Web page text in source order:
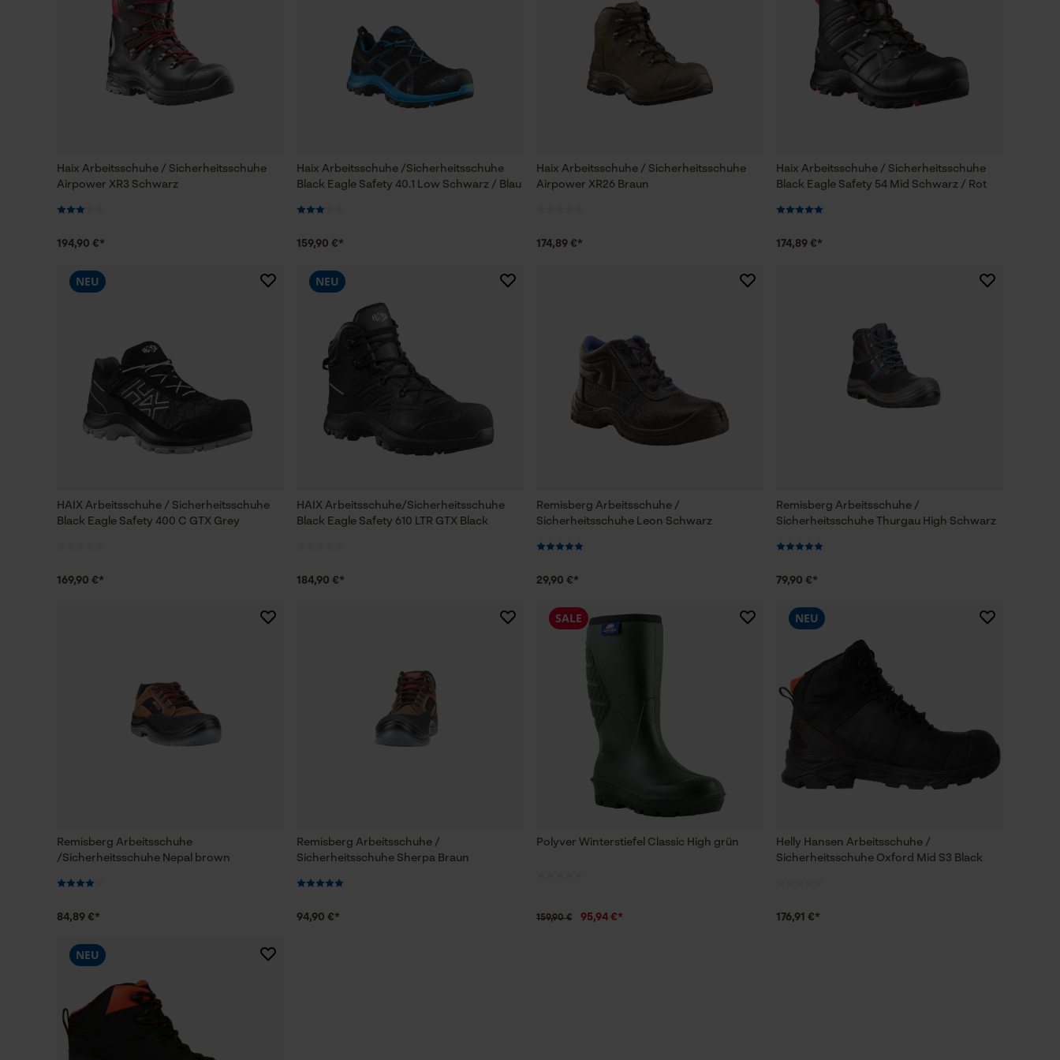
Haix Arbeitsschuhe / Sicherheitsschuhe
Airpower XR3 Schwarz
194,90 €*
Haix Arbeitsschuhe /Sicherheitsschuhe
Black Eagle Safety 40.1 Low Schwarz / Blau
159,90 €*
Haix Arbeitsschuhe / Sicherheitsschuhe
Airpower XR26 Braun
174,89 €*
Haix Arbeitsschuhe / Sicherheitsschuhe
Black Eagle Safety 54 Mid Schwarz / Rot
174,89 €*
HAIX Arbeitsschuhe / Sicherheitsschuhe
Black Eagle Safety 400 C GTX Grey
NEU
169,90 €*
HAIX Arbeitsschuhe/Sicherheitsschuhe
Black Eagle Safety 610 LTR GTX Black
NEU
184,90 €*
Remisberg Arbeitsschuhe /
Sicherheitsschuhe Leon Schwarz
29,90 €*
Remisberg Arbeitsschuhe /
Sicherheitsschuhe Thurgau High Schwarz
79,90 €*
Remisberg Arbeitsschuhe
/Sicherheitsschuhe Nepal brown
84,89 €*
Remisberg Arbeitsschuhe /
Sicherheitsschuhe Sherpa Braun
94,90 €*
Polyver Winterstiefel Classic High grün
SALE
159,90 € 95,94 €*
Helly Hansen Arbeitsschuhe /
Sicherheitsschuhe Oxford Mid S3 Black
NEU
176,91 €*
NEU